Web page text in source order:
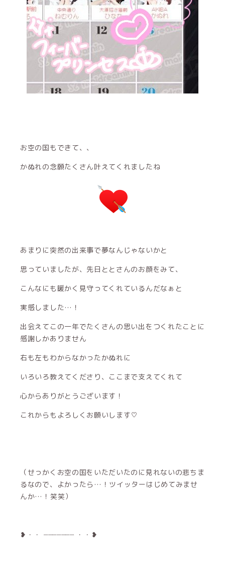
お空の国もできて、、
かぬれの念願たくさん叶えてくれましたね
あまりに突然の出来事で夢なんじゃないかと
思っていましたが、先日ととさんのお顔をみて、
こんなにも暖かく見守ってくれているんだなぁと
実感しました…！
出会えてこの一年でたくさんの思い出をつくれたことに
感謝しかありません
右も左もわからなかったかぬれに
いろいろ教えてくださり、ここまで支えてくれて
心からありがとうございます！
これからもよろしくお願いします♡
（せっかくお空の国をいただいたのに見れないの悲ちま
るなので、よかったら…！ツイッターはじめてみませ
んか…！笑笑）
❥・・ ┈┈┈┈┈┈┈ ・・❥